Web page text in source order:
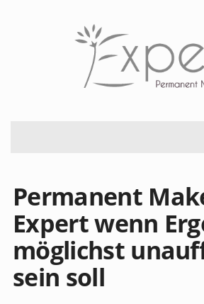
Permanent
Expert wenn
möglichst
sein soll